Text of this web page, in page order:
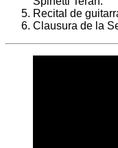
Recital de
Clausura de la